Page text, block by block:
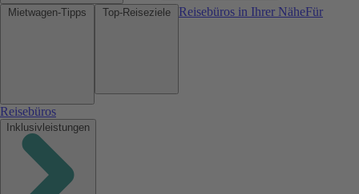
Reisebüros in Ihrer NäheFür
Reisebüros
Inklusivleistungen